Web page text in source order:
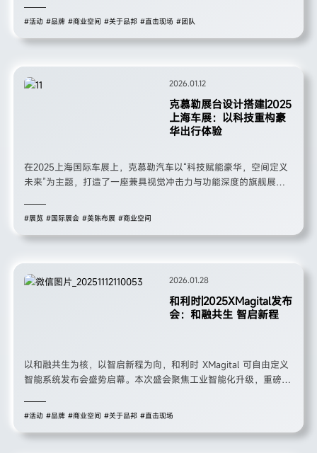
营成果，擘画下半年发展蓝图。
#活动 #品牌 #商业空间 #关于品邦 #直击现场 #团队
2026.01.12
克慕勒展台设计搭建|2025
上海车展：以科技重构豪
华出行体验
在2025上海国际车展上，克慕勒汽车以“科技赋能豪华，空间定义
未来”为主题，打造了一座兼具视觉冲击力与功能深度的旗舰展
锋感轮廓，通过沉浸式场景与交互式体验，将品牌对高端定制商务
光。
#展览 #国际展会 #美陈布展 #商业空间
2026.01.28
和利时|2025XMagital发布
会：和融共生 智启新程
以和融共生为核，以智启新程为向，和利时 XMagital 可自由定义
智能系统发布会盛势启幕。本次盛会聚焦工业智能化升级，重磅发
核心，重构离散制造业柔性制造新范式，汇聚行业精英共探工业数
领行业发展的责任担当。
#活动 #品牌 #商业空间 #关于品邦 #直击现场